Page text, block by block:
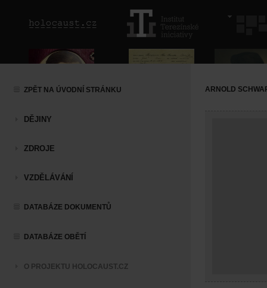
ZPĚT NA ÚVODNÍ STRÁNKU
DĚJINY
ZDROJE
VZDĚLÁVÁNÍ
DATABÁZE DOKUMENTŮ
DATABÁZE OBĚTÍ
O PROJEKTU HOLOCAUST.CZ
ARNOLD